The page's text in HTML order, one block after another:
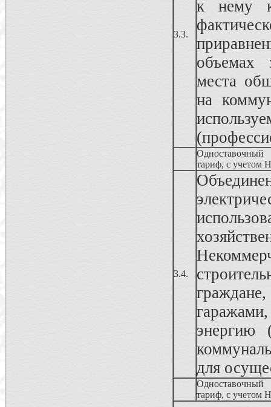
3.3.
к нему
объемах
места
на
Одноставочный
тариф, с учетом
3.4.
энергию
для
Одноставочный
тариф, с учетом